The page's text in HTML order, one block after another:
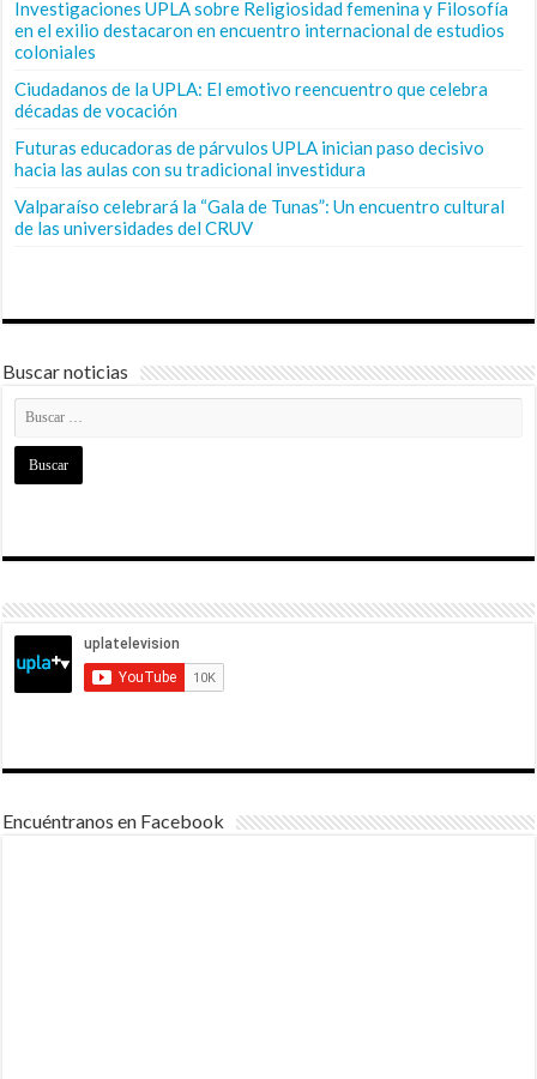
Investigaciones UPLA sobre Religiosidad femenina y Filosofía
en el exilio destacaron en encuentro internacional de estudios
coloniales
Ciudadanos de la UPLA: El emotivo reencuentro que celebra
décadas de vocación
Futuras educadoras de párvulos UPLA inician paso decisivo
hacia las aulas con su tradicional investidura
Valparaíso celebrará la “Gala de Tunas”: Un encuentro cultural
de las universidades del CRUV
Buscar noticias
Encuéntranos en Facebook